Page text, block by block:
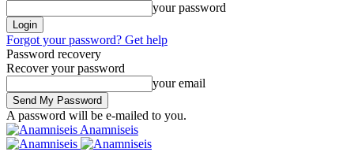
your password
Forgot your password? Get help
Password recovery
Recover your password
your email
A password will be e-mailed to you.
Anamniseis